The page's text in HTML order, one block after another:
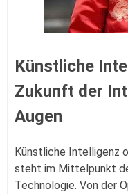
Künstliche
Zukunft der
Augen
Künstliche Intelligenz
steht im Mittelpunkt
Technologie. Von der